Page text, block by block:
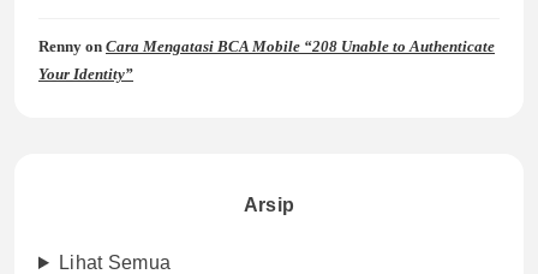
Renny on Cara Mengatasi BCA Mobile “208 Unable to Authenticate
Your Identity”
Arsip
Lihat Semua